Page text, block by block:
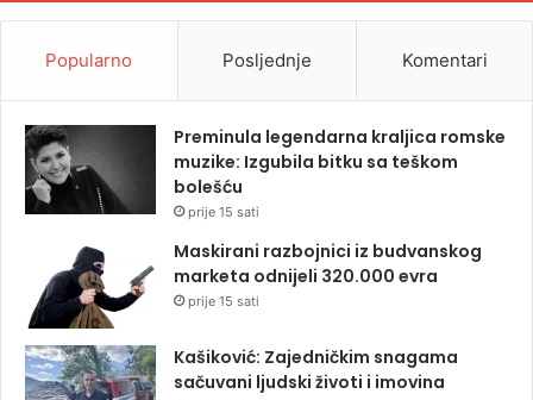
Popularno Posljednje Komentari
Preminula legendarna kraljica romske
muzike: Izgubila bitku sa teškom
bolešću
prije 15 sati
Maskirani razbojnici iz budvanskog
marketa odnijeli 320.000 evra
prije 15 sati
Kašiković: Zajedničkim snagama
sačuvani ljudski životi i imovina